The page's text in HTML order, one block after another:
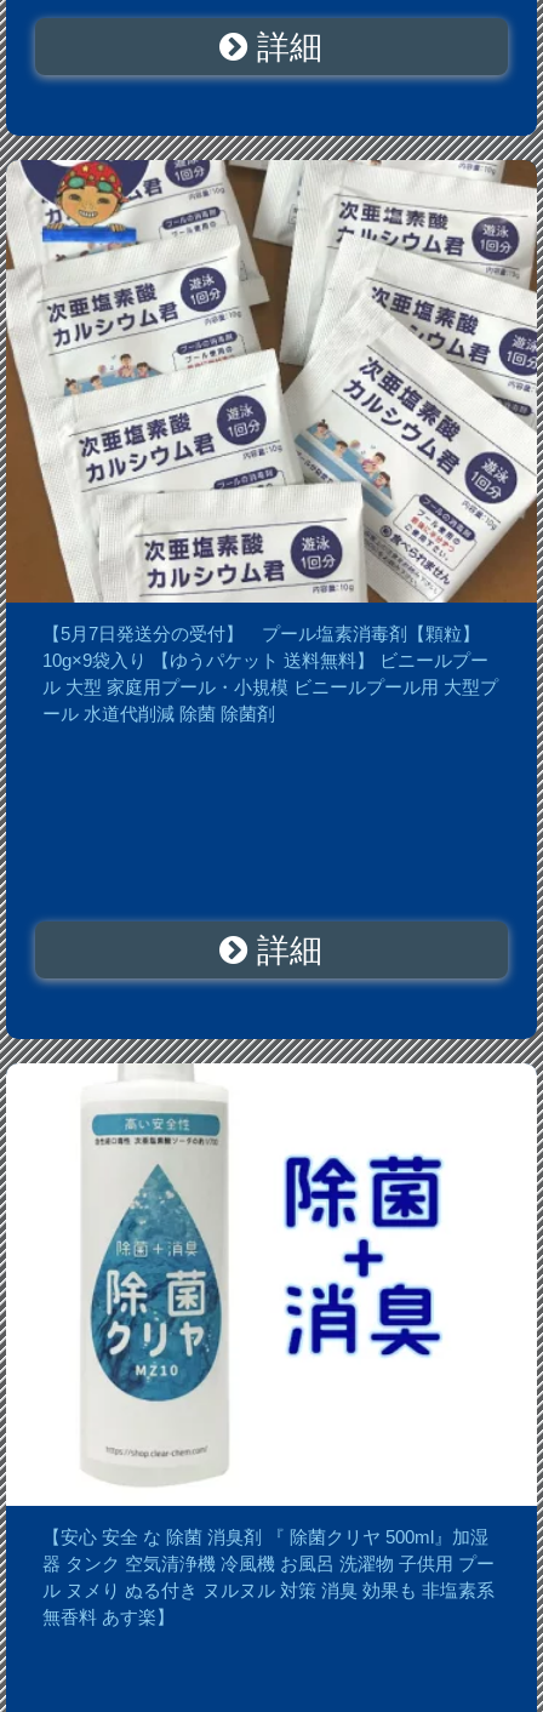
詳細
【5月7日発送分の受付】 プール塩素消毒剤【顆粒】
10g×9袋入り 【ゆうパケット 送料無料】 ビニールプー
ル 大型 家庭用プール・小規模 ビニールプール用 大型プ
ール 水道代削減 除菌 除菌剤
詳細
【安心 安全 な 除菌 消臭剤 『 除菌クリヤ 500ml』加湿
器 タンク 空気清浄機 冷風機 お風呂 洗濯物 子供用 プー
ル ヌメり ぬる付き ヌルヌル 対策 消臭 効果も 非塩素系
無香料 あす楽】